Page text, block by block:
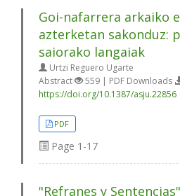
Goi-nafarrera arkaiko
azterketan sakonduz:
saiorako langaiak
Urtzi Reguero Ugarte
Abstract
559 | PDF Downloads
https://doi.org/10.1387/asju.22856
PDF
Page 1-17
"Refranes y